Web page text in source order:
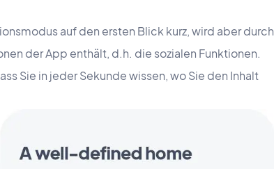
auf den ersten Blick kurz, wird aber durch
der App enthält, d.h. die sozialen Funktionen.
Sie in jeder Sekunde wissen, wo Sie den Inhalt